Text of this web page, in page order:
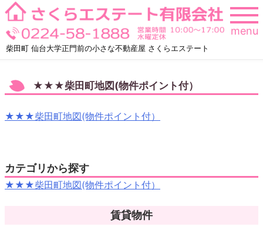
Skip
to
content
柴田町 仙台大学正門前の小さな不動産屋 さくらエステート
menu
★★★柴田町地図(物件ポイント付）
★★★柴田町地図(物件ポイント付）
カテゴリから探す
★★★柴田町地図(物件ポイント付）
賃貸物件